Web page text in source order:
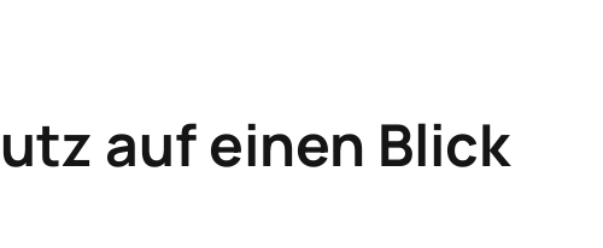
auf einen Blick